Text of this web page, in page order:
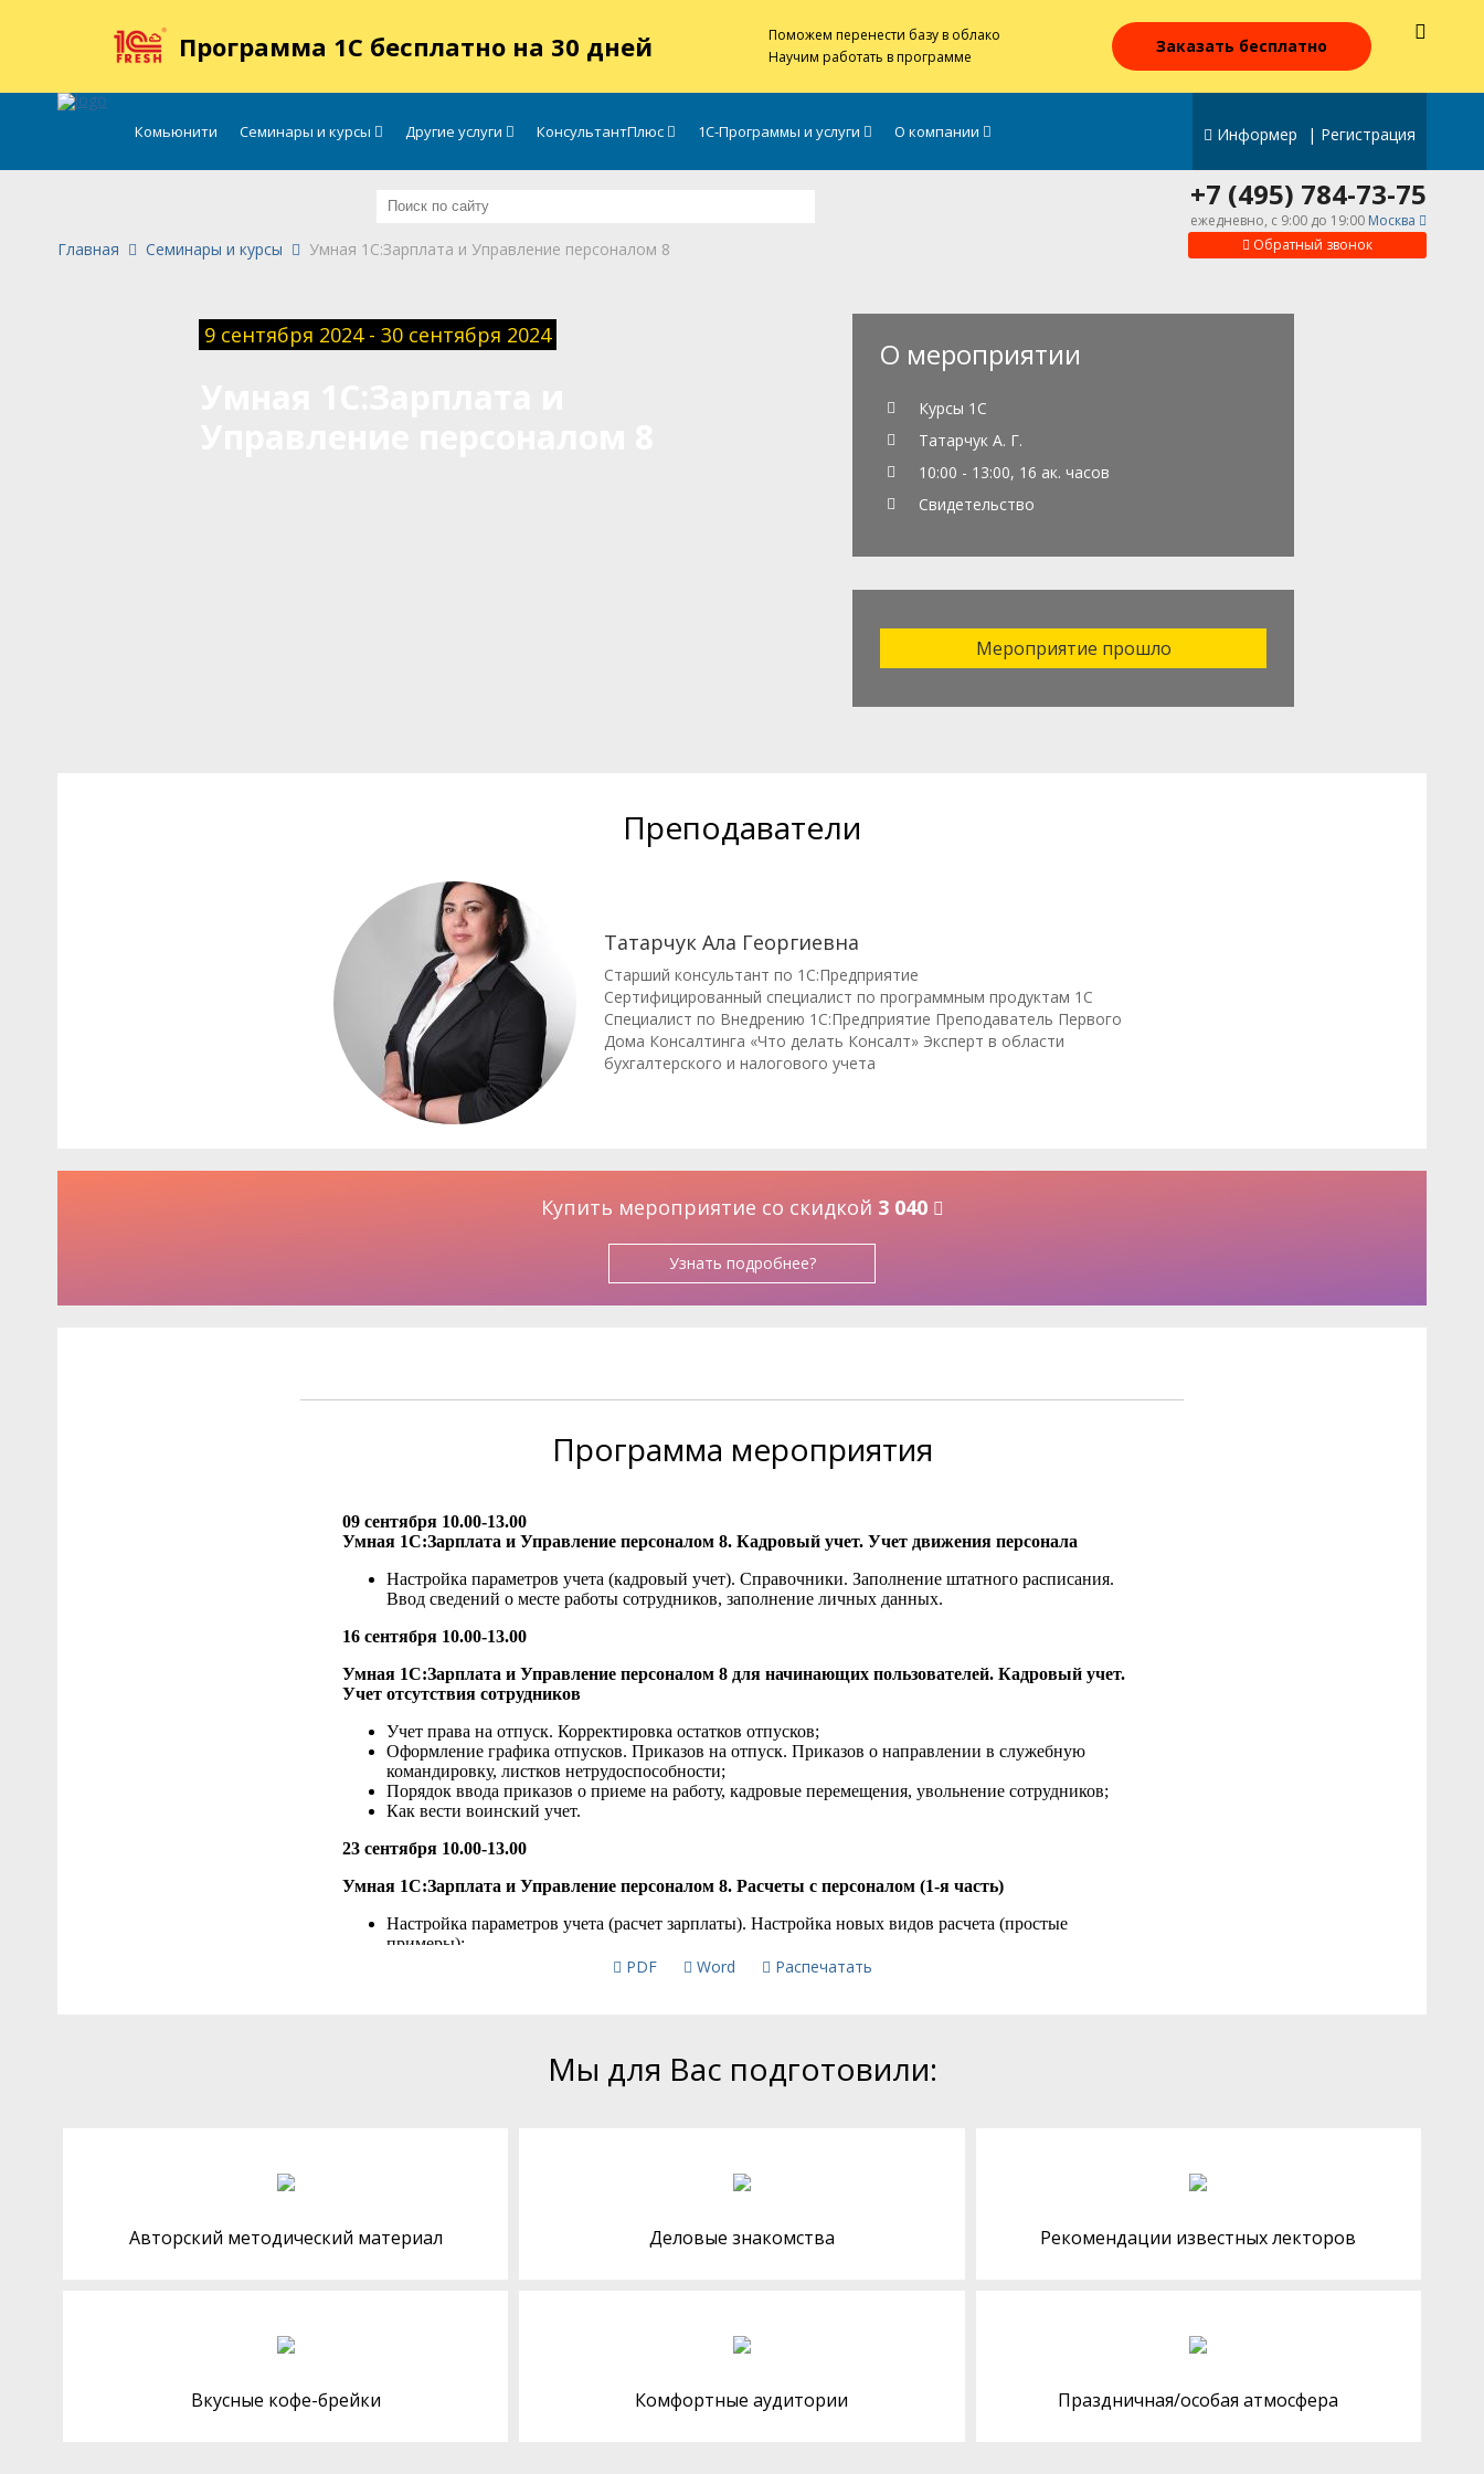
Программа 1С бесплатно на 30 дней
Поможем перенести базу в облако
Научим работать в программе
Заказать бесплатно
Комьюнити Семинары и курсы Другие услуги КонсультантПлюс 1С-Программы и услуги О компании Информер | Регистрация
Обратный звонок
+7 (495) 784-73-75
ежедневно, c 9:00 до 19:00 Москва
Главная Семинары и курсы Умная 1С:Зарплата и Управление персоналом 8
9 сентября 2024 - 30 сентября 2024
О мероприятии
Курсы 1С
Татарчук А. Г.
10:00 - 13:00, 16 ак. часов
Свидетельство
Мероприятие прошло
Преподаватели
Татарчук Ала Георгиевна
Старший консультант по 1С:Предприятие
Сертифицированный специалист по программным продуктам 1С
Специалист по Внедрению 1С:Предприятие Преподаватель Первого
Дома Консалтинга «Что делать Консалт» Эксперт в области
бухгалтерского и налогового учета
Купить мероприятие со скидкой 3 040
Узнать подробнее?
Программа мероприятия
PDF Word Распечатать
Мы для Вас подготовили:
Авторский методический материал Деловые знакомства Рекомендации известных лекторов
Вкусные кофе-брейки Комфортные аудитории Праздничная/особая атмосфера